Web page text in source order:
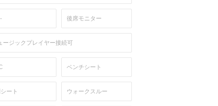
後席モニター
ージックプレイヤー接続可
ベンチシート
ート ウォークスルー